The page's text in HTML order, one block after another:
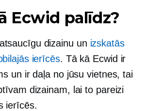
Ecwid palīdz?
dizainu un izskatās
ierīcēs. Tā kā Ecwid ir
un ir daļa no jūsu vietnes, tai
dizainam, lai to pareizi
ierīcēs.